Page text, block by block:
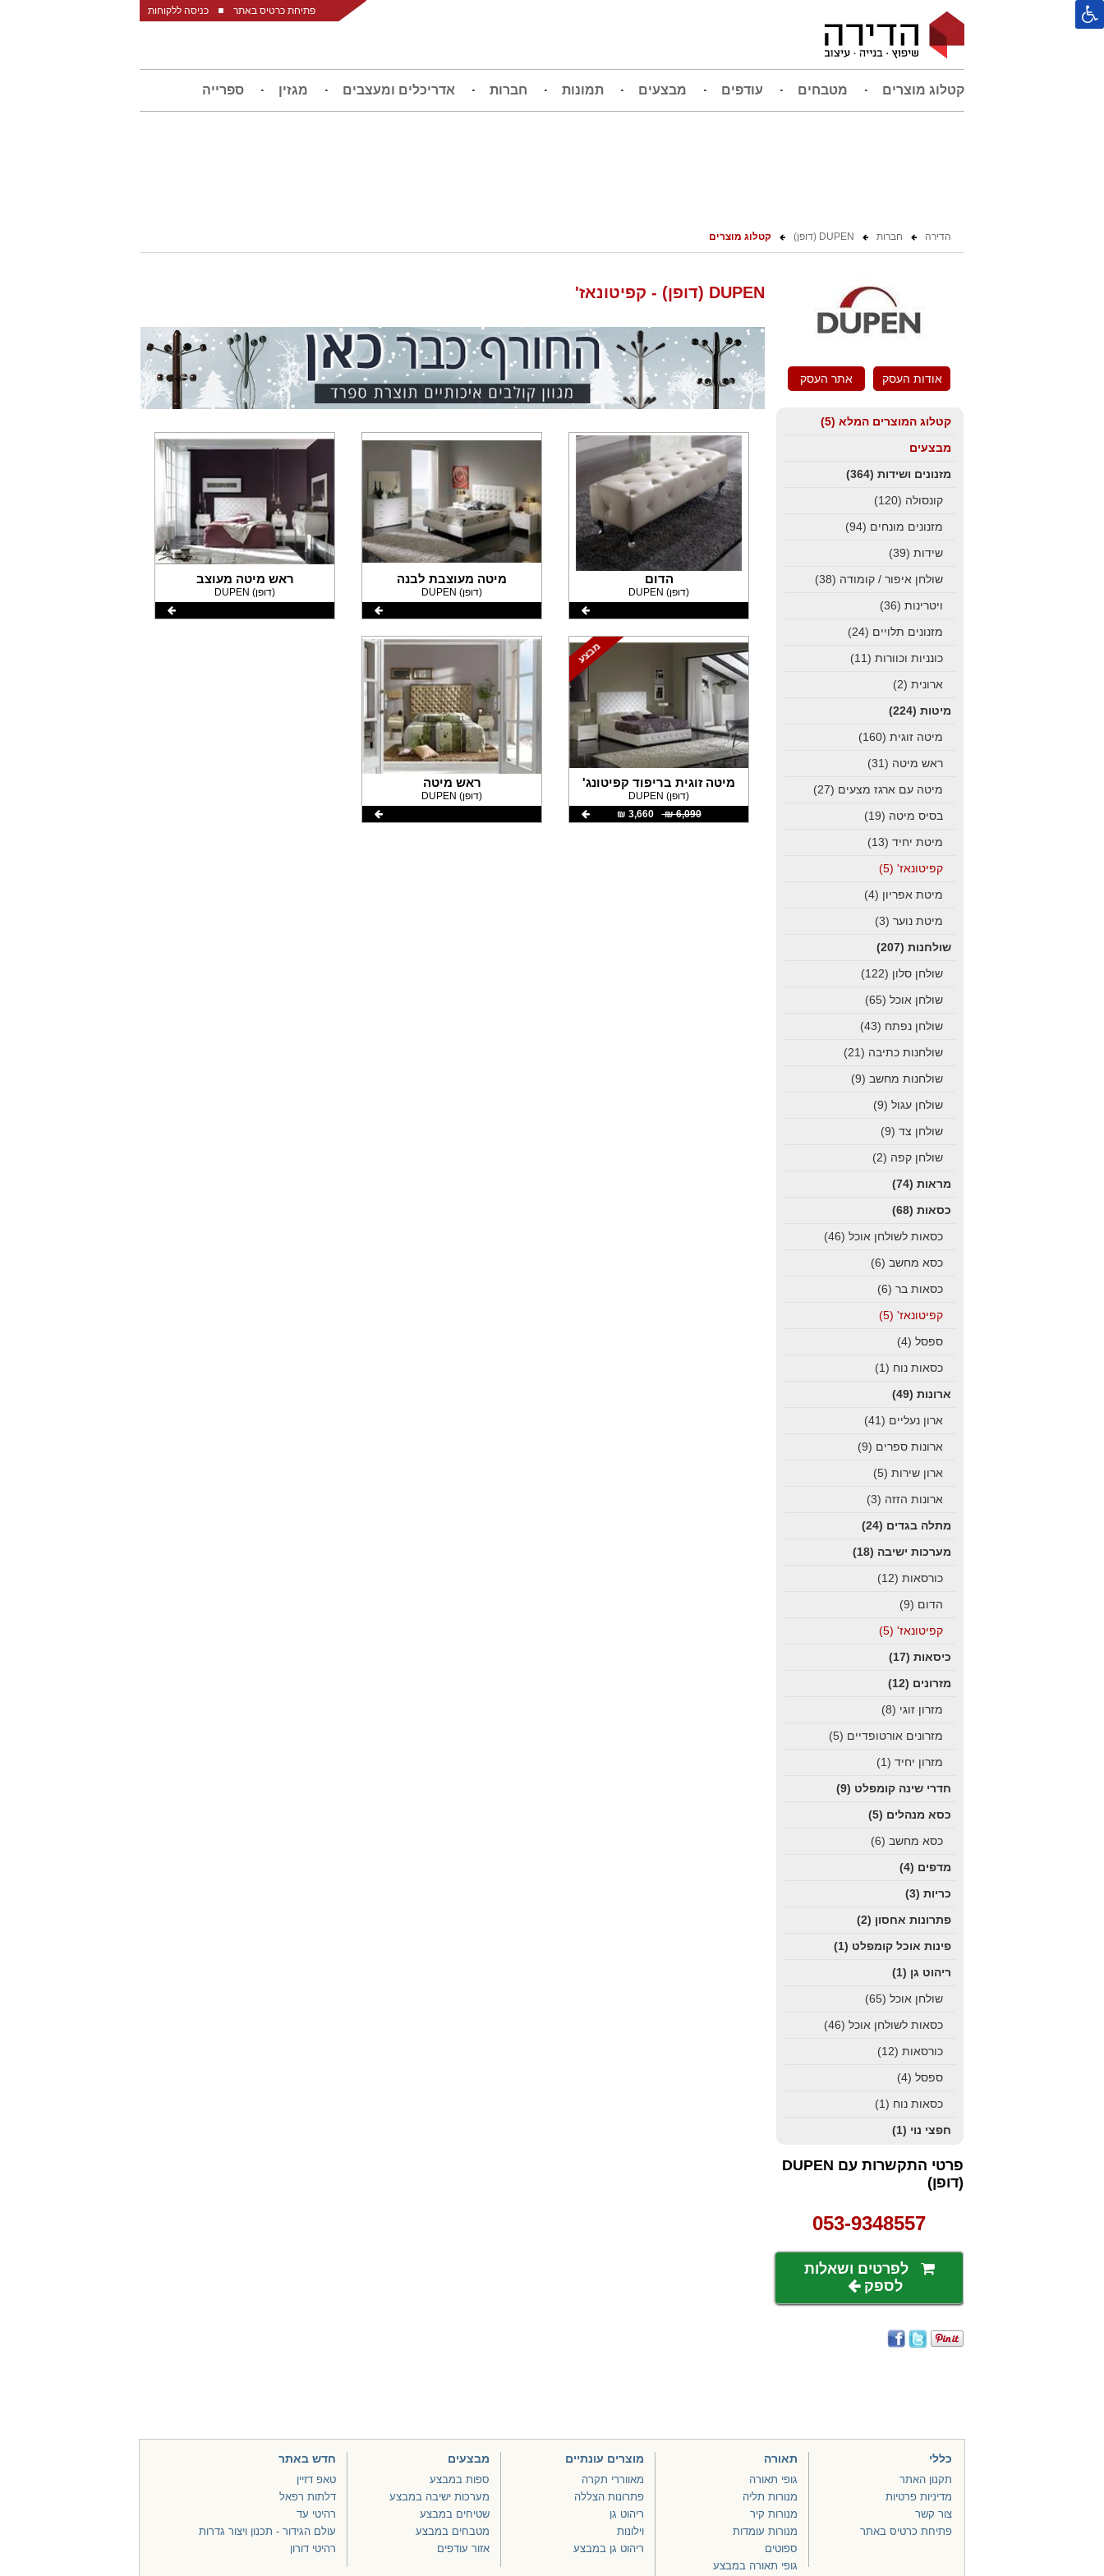
פתיחת כרטיס באתר כניסה ללקוחות
קטלוג מוצרים מטבחים עודפים מבצעים תמונות חברות אדריכלים ומעצבים מגזין ספרייה
הדירה חברות DUPEN (דופן) קטלוג מוצרים
אודות העסק אתר העסק
קטלוג המוצרים המלא (5)
מבצעים
מזנונים ושידות (364)
קונסולה (120)
מזנונים מונחים (94)
שידות (39)
שולחן איפור / קומודה (38)
ויטרינות (36)
מזנונים תלויים (24)
כונניות וכוורות (11)
ארונית (2)
מיטות (224)
מיטה זוגית (160)
ראש מיטה (31)
מיטה עם ארגז מצעים (27)
בסיס מיטה (19)
מיטת יחיד (13)
קפיטונאז' (5)
מיטת אפריון (4)
מיטת נוער (3)
שולחנות (207)
שולחן סלון (122)
שולחן אוכל (65)
שולחן נפתח (43)
שולחנות כתיבה (21)
שולחנות מחשב (9)
שולחן עגול (9)
שולחן צד (9)
שולחן קפה (2)
מראות (74)
כסאות (68)
כסאות לשולחן אוכל (46)
כסא מחשב (6)
כסאות בר (6)
קפיטונאז' (5)
ספסל (4)
כסאות נוח (1)
ארונות (49)
ארון נעליים (41)
ארונות ספרים (9)
ארון שירות (5)
ארונות הזזה (3)
מתלה בגדים (24)
מערכות ישיבה (18)
כורסאות (12)
הדום (9)
קפיטונאז' (5)
כיסאות (17)
מזרונים (12)
מזרון זוגי (8)
מזרונים אורטופדיים (5)
מזרון יחיד (1)
חדרי שינה קומפלט (9)
כסא מנהלים (5)
כסא מחשב (6)
מדפים (4)
כריות (3)
פתרונות אחסון (2)
פינות אוכל קומפלט (1)
ריהוט גן (1)
שולחן אוכל (65)
כסאות לשולחן אוכל (46)
כורסאות (12)
ספסל (4)
כסאות נוח (1)
חפצי נוי (1)
פרטי התקשרות עם DUPEN
(דופן)
053-9348557
לפרטים ושאלות
לספק
DUPEN (דופן) - קפיטונאז'
הדום
DUPEN (דופן)
מיטה זוגית בריפוד קפיטונג'
DUPEN (דופן)
6,090 ‏₪
3,660 ‏₪
מיטה מעוצבת לבנה
DUPEN (דופן)
ראש מיטה
DUPEN (דופן)
ראש מיטה מעוצב
DUPEN (דופן)
כללי
תקנון האתר
מדיניות פרטיות
צור קשר
פתיחת כרטיס באתר
תאורה
גופי תאורה
מנורות תליה
מנורות קיר
מנורות עומדות
ספוטים
גופי תאורה במבצע
מוצרים עונתיים
מאווררי תקרה
פתרונות הצללה
ריהוט גן
וילונות
ריהוט גן במבצע
מבצעים
ספות במבצע
מערכות ישיבה במבצע
שטיחים במבצע
מטבחים במבצע
אזור עודפים
חדש באתר
טאפ דזיין
דלתות רפאל
רהיטי עד
עולם הגידור - תכנון ויצור גדרות
רהיטי דורון